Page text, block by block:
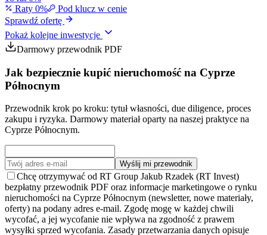
Raty 0%
Pod klucz w cenie
Sprawdź ofertę
Pokaż kolejne inwestycje
Darmowy przewodnik PDF
Jak bezpiecznie kupić nieruchomość na Cyprze
Północnym
Przewodnik krok po kroku: tytuł własności, due diligence, proces
zakupu i ryzyka. Darmowy materiał oparty na naszej praktyce na
Cyprze Północnym.
Wyślij mi przewodnik
Chcę otrzymywać od RT Group Jakub Rzadek (RT Invest)
bezpłatny przewodnik PDF oraz informacje marketingowe o rynku
nieruchomości na Cyprze Północnym (newsletter, nowe materiały,
oferty) na podany adres e-mail. Zgodę mogę w każdej chwili
wycofać, a jej wycofanie nie wpływa na zgodność z prawem
wysyłki sprzed wycofania. Zasady przetwarzania danych opisuje